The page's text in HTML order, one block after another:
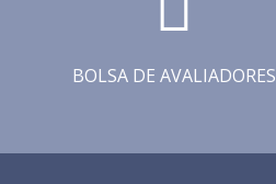
BOLSA DE AVALIADORES